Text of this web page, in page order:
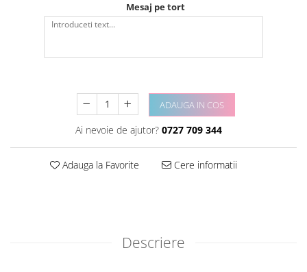
Mesaj pe tort
ADAUGA IN COS
Ai nevoie de ajutor? 0727 709 344
Adauga la Favorite Cere informatii
Descriere